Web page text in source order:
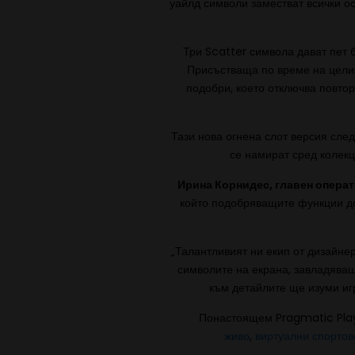
Три Scatter символа дават пет
Присъстваща по време на
подобри, което отключва
Тази нова огнена слот версия
се намират сред
Ирина Корнидес, главен
който подобряващите функции
„Талантливият ни екип от
символите на екрана,
към детайлите ще изуми
Понастоящем Pragmatic
живо, виртуални